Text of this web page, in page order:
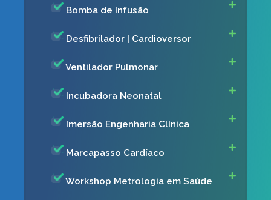
Bomba de Infusão
Desfibrilador | Cardioversor
Ventilador Pulmonar
Incubadora Neonatal
Imersão Engenharia Clínica
Marcapasso Cardíaco
Workshop Metrologia em Saúde